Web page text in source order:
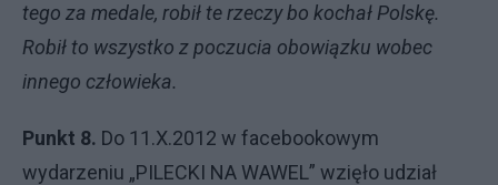
tego za medale, robił te rzeczy bo kochał Polskę.
Robił to wszystko z poczucia obowiązku wobec
innego człowieka.
Punkt 8. Do 11.X.2012 w facebookowym
wydarzeniu „PILECKI NA WAWEL” wzięło udział